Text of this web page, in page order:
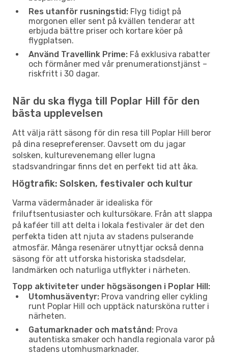
Res utanför rusningstid: Flyg tidigt på
morgonen eller sent på kvällen tenderar att
erbjuda bättre priser och kortare köer på
flygplatsen.
Använd Travellink Prime: Få exklusiva rabatter
och förmåner med vår prenumerationstjänst –
riskfritt i 30 dagar.
När du ska flyga till Poplar Hill för den
bästa upplevelsen
Att välja rätt säsong för din resa till Poplar Hill beror
på dina resepreferenser. Oavsett om du jagar
solsken, kulturevenemang eller lugna
stadsvandringar finns det en perfekt tid att åka.
Högtrafik: Solsken, festivaler och kultur
Varma vädermånader är idealiska för
friluftsentusiaster och kultursökare. Från att slappa
på kaféer till att delta i lokala festivaler är det den
perfekta tiden att njuta av stadens pulserande
atmosfär. Många resenärer utnyttjar också denna
säsong för att utforska historiska stadsdelar,
landmärken och naturliga utflykter i närheten.
Topp aktiviteter under högsäsongen i Poplar Hill:
Utomhusäventyr: Prova vandring eller cykling
runt Poplar Hill och upptäck natursköna rutter i
närheten.
Gatumarknader och matstånd: Prova
autentiska smaker och handla regionala varor på
stadens utomhusmarknader.